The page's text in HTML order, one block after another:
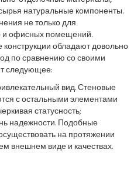
натуральные компоненты.
не только для
и офисных помещений.
обладают довольно
по сравнению со своими
следующее:
вид. Стеновые
с остальными элементами
статусность;
надежности. Подобные
на протяжении
внешнем виде и качествах.